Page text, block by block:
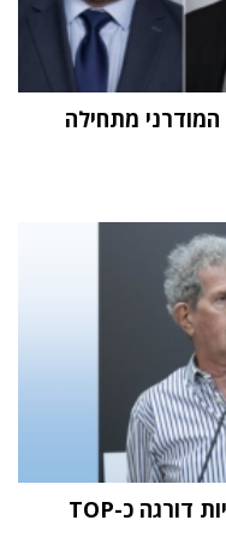
מתחילה
מחקר STKI השנתי: וואן טכנולוגיות דורגה כ-TOP